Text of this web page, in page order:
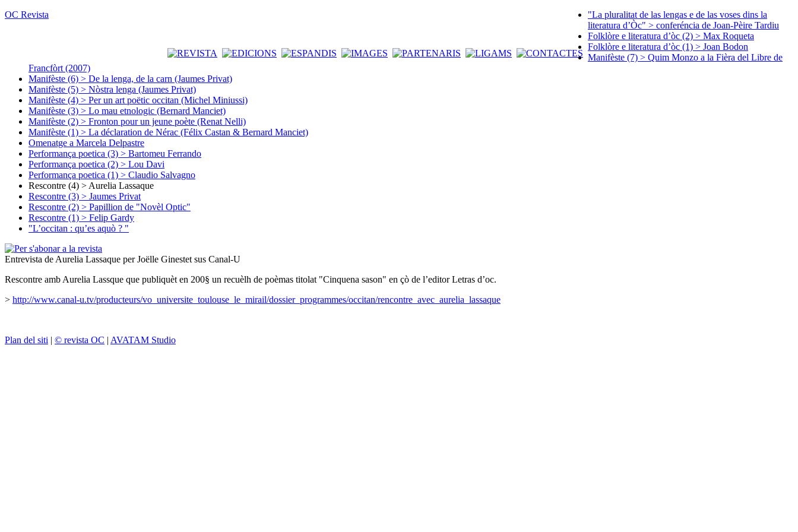
OC Revista
"La pluralitat de las lengas e de las voses dins la
literatura d’Òc" > conferéncia de Joan-Pèire Tardiu
Folklòre e literatura d’òc (2) > Max Roqueta
Folklòre e literatura d’òc (1) > Joan Bodon
Manifèste (7) > Quim Monzo a la Fièra del Libre de
Francfòrt (2007)
Manifèste (6) > De la lenga, de la carn (Jaumes Privat)
Manifèste (5) > Nòstra lenga (Jaumes Privat)
Manifèste (4) > Per un art poëtic occitan (Michel Miniussi)
Manifèste (3) > Lo mau etnologic (Bernard Manciet)
Manifèste (2) > Fronton pour un jeune poète (Renat Nelli)
Manifèste (1) > La déclaration de Nérac (Félix Castan & Bernard Manciet)
Omenatge a Marcela Delpastre
Performança poetica (3) > Bartomeu Ferrando
Performança poetica (2) > Lou Davi
Performança poetica (1) > Claudio Salvagno
Rescontre (4) > Aurelia Lassaque
Rescontre (3) > Jaumes Privat
Rescontre (2) > Papillion de "Novèl Optic"
Rescontre (1) > Felip Gardy
"L’occitan : qu’es aquò ? "
Entrevista de Aurelia Lassaque per Joëlle Ginestet sus Canal-U
Rescontre amb Aurelia Lassque que publiquèt en 200§ un recuèlh de poèmas titolat "Cinquena sason" en çò de l’editor Letras d’oc.
> http://www.canal-u.tv/producteurs/vo_universite_toulouse_le_mirail/dossier_programmes/occitan/rencontre_avec_aurelia_lassaque
Plan del siti | © revista OC | AVATAM Studio